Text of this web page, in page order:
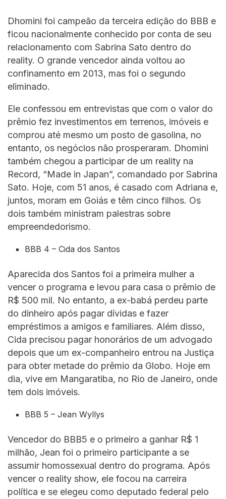
Dhomini foi campeão da terceira edição do BBB e
ficou nacionalmente conhecido por conta de seu
relacionamento com Sabrina Sato dentro do
reality. O grande vencedor ainda voltou ao
confinamento em 2013, mas foi o segundo
eliminado.
Ele confessou em entrevistas que com o valor do
prêmio fez investimentos em terrenos, imóveis e
comprou até mesmo um posto de gasolina, no
entanto, os negócios não prosperaram. Dhomini
também chegou a participar de um reality na
Record, “Made in Japan”, comandado por Sabrina
Sato. Hoje, com 51 anos, é casado com Adriana e,
juntos, moram em Goiás e têm cinco filhos. Os
dois também ministram palestras sobre
empreendedorismo.
BBB 4 – Cida dos Santos
Aparecida dos Santos foi a primeira mulher a
vencer o programa e levou para casa o prêmio de
R$ 500 mil. No entanto, a ex-babá perdeu parte
do dinheiro após pagar dívidas e fazer
empréstimos a amigos e familiares. Além disso,
Cida precisou pagar honorários de um advogado
depois que um ex-companheiro entrou na Justiça
para obter metade do prêmio da Globo. Hoje em
dia, vive em Mangaratiba, no Rio de Janeiro, onde
tem dois imóveis.
BBB 5 – Jean Wyllys
Vencedor do BBB5 e o primeiro a ganhar R$ 1
milhão, Jean foi o primeiro participante a se
assumir homossexual dentro do programa. Após
vencer o reality show, ele focou na carreira
política e se elegeu como deputado federal pelo